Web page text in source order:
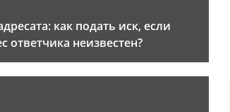
как подать иск, если
ответчика неизвестен?